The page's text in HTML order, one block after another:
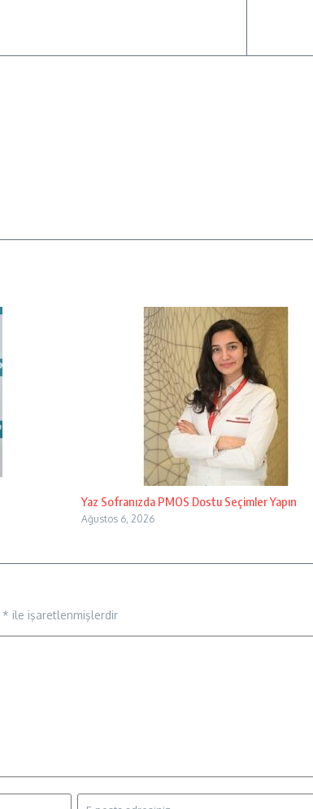
Yaz Sofranızda PMOS Dostu Seçimler Yapın
Ağustos 6, 2026
* ile işaretlenmişlerdir